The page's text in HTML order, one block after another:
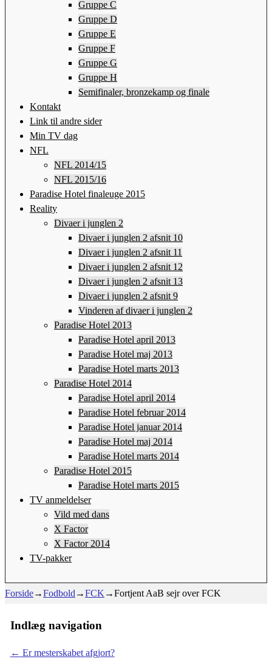
Gruppe C
Gruppe D
Gruppe E
Gruppe F
Gruppe G
Gruppe H
Semifinaler, bronzekamp og finale
Kontakt
Link til andre sider
Min TV dag
NFL
NFL 2014/15
NFL 2015/16
Paradise Hotel finaleuge 2015
Reality
Divaer i junglen 2
Divaer i junglen 2 afsnit 10
Divaer i junglen 2 afsnit 11
Divaer i junglen 2 afsnit 12
Divaer i junglen 2 afsnit 13
Divaer i junglen 2 afsnit 9
Vinderen af divaer i junglen 2
Paradise Hotel 2013
Paradise Hotel april 2013
Paradise Hotel maj 2013
Paradise Hotel marts 2013
Paradise Hotel 2014
Paradise Hotel april 2014
Paradise Hotel februar 2014
Paradise Hotel januar 2014
Paradise Hotel maj 2014
Paradise Hotel marts 2014
Paradise Hotel 2015
Paradise Hotel marts 2015
TV anmeldelser
Vild med dans
X Factor
X Factor 2014
TV-pakker
Forside→Fodbold →FCK →Fortjent AaB sejr over FCK
Indlæg navigation
← Er mesterskabet afgjort?